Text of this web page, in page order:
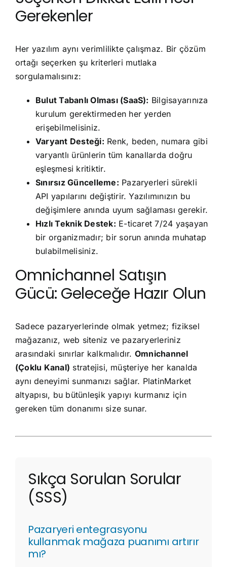
Gerekenler
Her yazılım aynı verimlilikte çalışmaz. Bir çözüm
ortağı seçerken şu kriterleri mutlaka
sorgulamalısınız:
Bulut Tabanlı Olması (SaaS): Bilgisayarınıza
kurulum gerektirmeden her yerden
erişebilmelisiniz.
Varyant Desteği: Renk, beden, numara gibi
varyantlı ürünlerin tüm kanallarda doğru
eşleşmesi kritiktir.
Sınırsız Güncelleme: Pazaryerleri sürekli
API yapılarını değiştirir. Yazılımınızın bu
değişimlere anında uyum sağlaması gerekir.
Hızlı Teknik Destek: E-ticaret 7/24 yaşayan
bir organizmadır; bir sorun anında muhatap
bulabilmelisiniz.
Omnichannel Satışın
Gücü: Geleceğe Hazır Olun
Sadece pazaryerlerinde olmak yetmez; fiziksel
mağazanız, web siteniz ve pazaryerleriniz
arasındaki sınırlar kalkmalıdır. Omnichannel
(Çoklu Kanal) stratejisi, müşteriye her kanalda
aynı deneyimi sunmanızı sağlar. PlatinMarket
altyapısı, bu bütünleşik yapıyı kurmanız için
gereken tüm donanımı size sunar.
Sıkça Sorulan Sorular
(SSS)
Pazaryeri entegrasyonu
kullanmak mağaza puanımı artırır
mı?